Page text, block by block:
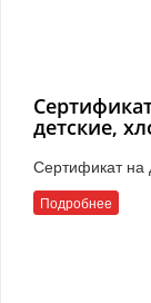
детские,
Сертификат на
Подробнее